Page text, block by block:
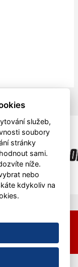
Nastavení cookies
služeb,
soubory
stránky
sami.
níže.
nebo
kdykoliv na